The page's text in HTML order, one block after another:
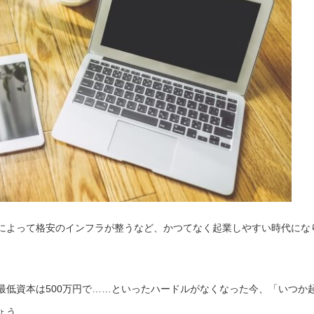
よって格安のインフラが整うなど、かつてなく起業しやすい時代にな
低資本は500万円で……といったハードルがなくなった今、「いつか